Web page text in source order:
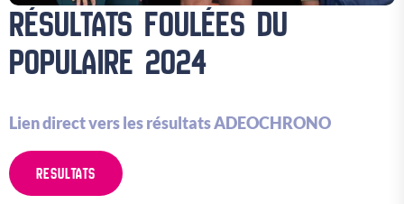
RÉSULTATS FOULÉES DU
POPULAIRE 2024
Lien direct vers les résultats ADEOCHRONO
RESULTATS